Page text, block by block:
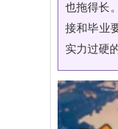
也拖得长
接和毕业
实力过硬